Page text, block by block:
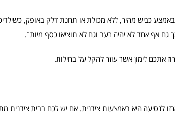
כביש מהיר, ללא מכולת או תחנת דלק באופק,
גם אף אחד לא יהיה רעב וגם לא תוציאו כסף מיותר.
אתכם לימון אשר עוזר להקל על בחילות.
לנסיעה היא באמצעות צידנית. אם יש לכם בבית צידנית